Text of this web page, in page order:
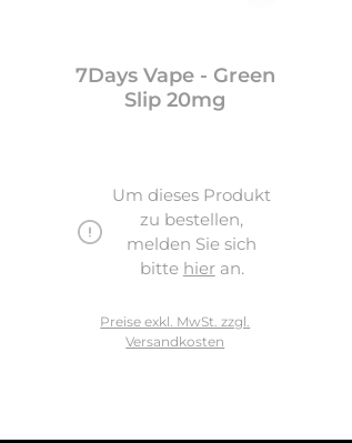
7Days Vape - Green
Slip 20mg
Um dieses Produkt
zu bestellen,
melden Sie sich
bitte hieran.
Preise exkl. MwSt. zzgl.
Versandkosten